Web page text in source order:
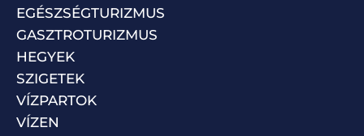
EGÉSZSÉGTURIZMUS
GASZTROTURIZMUS
HEGYEK
SZIGETEK
VÍZPARTOK
VÍZEN